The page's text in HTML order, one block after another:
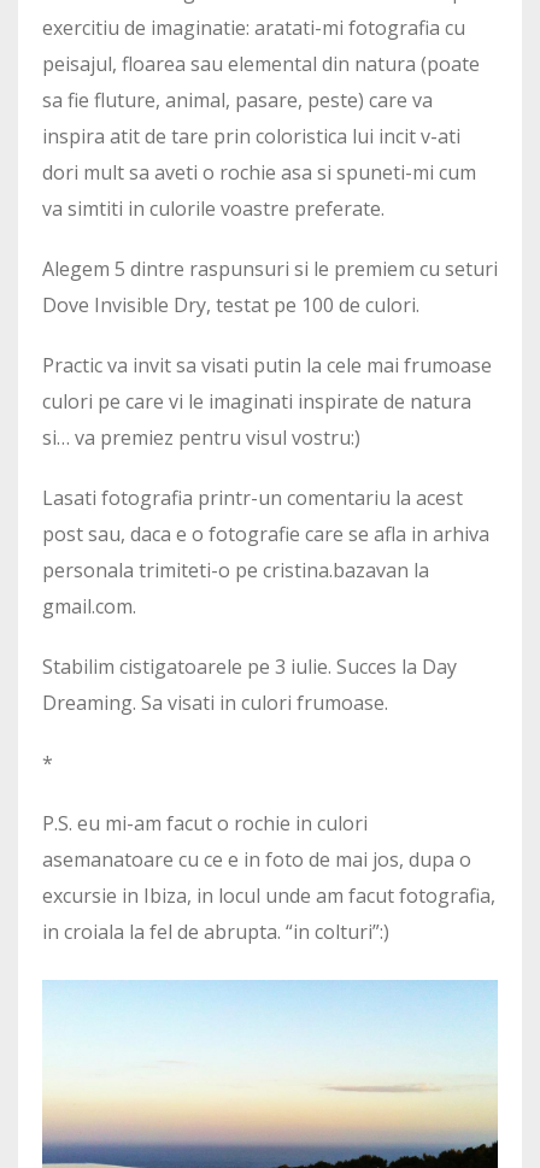
exercitiu de imaginatie: aratati-mi fotografia cu
peisajul, floarea sau elemental din natura (poate
sa fie fluture, animal, pasare, peste) care va
inspira atit de tare prin coloristica lui incit v-ati
dori mult sa aveti o rochie asa si spuneti-mi cum
va simtiti in culorile voastre preferate.
Alegem 5 dintre raspunsuri si le premiem cu seturi
Dove Invisible Dry, testat pe 100 de culori.
Practic va invit sa visati putin la cele mai frumoase
culori pe care vi le imaginati inspirate de natura
si… va premiez pentru visul vostru:)
Lasati fotografia printr-un comentariu la acest
post sau, daca e o fotografie care se afla in arhiva
personala trimiteti-o pe cristina.bazavan la
gmail.com.
Stabilim cistigatoarele pe 3 iulie. Succes la Day
Dreaming. Sa visati in culori frumoase.
*
P.S. eu mi-am facut o rochie in culori
asemanatoare cu ce e in foto de mai jos, dupa o
excursie in Ibiza, in locul unde am facut fotografia,
in croiala la fel de abrupta. “in colturi”:)